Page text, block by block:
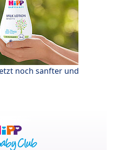
noch sanfter und